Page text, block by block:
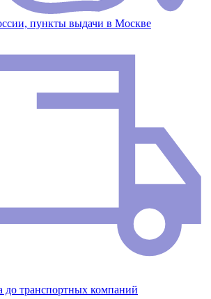
пункты выдачи в Москве
до транспортных компаний